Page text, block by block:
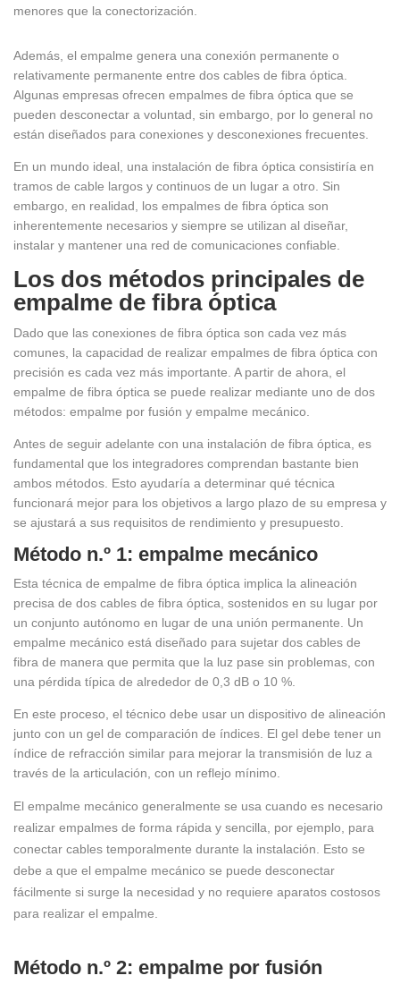
menores que la conectorización.
Además, el empalme genera una conexión permanente o
relativamente permanente entre dos cables de fibra óptica.
Algunas empresas ofrecen empalmes de fibra óptica que se
pueden desconectar a voluntad, sin embargo, por lo general no
están diseñados para conexiones y desconexiones frecuentes.
En un mundo ideal, una instalación de fibra óptica consistiría en
tramos de cable largos y continuos de un lugar a otro. Sin
embargo, en realidad, los empalmes de fibra óptica son
inherentemente necesarios y siempre se utilizan al diseñar,
instalar y mantener una red de comunicaciones confiable.
Los dos métodos principales de
empalme de fibra óptica
Dado que las conexiones de fibra óptica son cada vez más
comunes, la capacidad de realizar empalmes de fibra óptica con
precisión es cada vez más importante. A partir de ahora, el
empalme de fibra óptica se puede realizar mediante uno de dos
métodos: empalme por fusión y empalme mecánico.
Antes de seguir adelante con una instalación de fibra óptica, es
fundamental que los integradores comprendan bastante bien
ambos métodos. Esto ayudaría a determinar qué técnica
funcionará mejor para los objetivos a largo plazo de su empresa y
se ajustará a sus requisitos de rendimiento y presupuesto.
Método n.º 1: empalme mecánico
Esta técnica de empalme de fibra óptica implica la alineación
precisa de dos cables de fibra óptica, sostenidos en su lugar por
un conjunto autónomo en lugar de una unión permanente. Un
empalme mecánico está diseñado para sujetar dos cables de
fibra de manera que permita que la luz pase sin problemas, con
una pérdida típica de alrededor de 0,3 dB o 10 %.
En este proceso, el técnico debe usar un dispositivo de alineación
junto con un gel de comparación de índices. El gel debe tener un
índice de refracción similar para mejorar la transmisión de luz a
través de la articulación, con un reflejo mínimo.
El empalme mecánico generalmente se usa cuando es necesario
realizar empalmes de forma rápida y sencilla, por ejemplo, para
conectar cables temporalmente durante la instalación. Esto se
debe a que el empalme mecánico se puede desconectar
fácilmente si surge la necesidad y no requiere aparatos costosos
para realizar el empalme.
Método n.º 2: empalme por fusión